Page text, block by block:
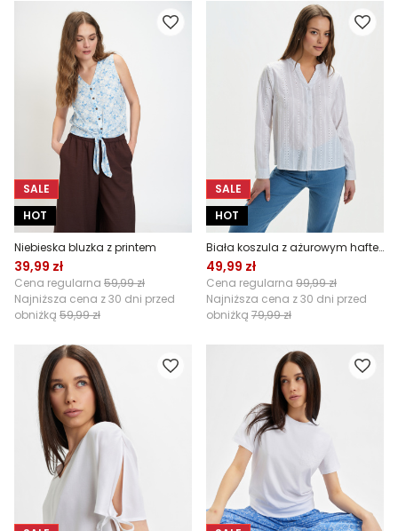
SALE
HOT
Niebieska bluzka z printem
39,99 zł
Cena regularna 59,99 zł
Najniższa cena z 30 dni przed
obniżką 59,99 zł
SALE
HOT
Biała koszula z ażurowym haftem
49,99 zł
Cena regularna 99,99 zł
Najniższa cena z 30 dni przed
obniżką 79,99 zł